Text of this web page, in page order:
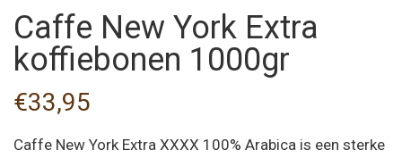
Caffe New York Extra
koffiebonen 1000gr
€33,95
Caffe New York Extra XXXX 100% Arabica is een sterke